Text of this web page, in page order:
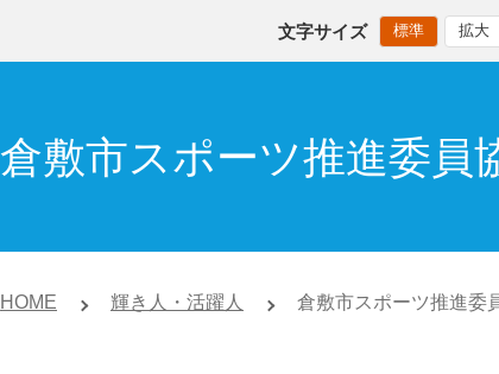
文字サイズ 標準 拡大
倉敷市スポーツ推進委
HOME 輝き人・活躍人 倉敷市スポーツ推進